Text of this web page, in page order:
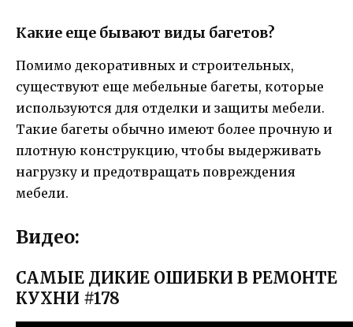
Какие еще бывают виды багетов?
Помимо декоративных и строительных,
существуют еще мебельные багеты, которые
используются для отделки и защиты мебели.
Такие багеты обычно имеют более прочную и
плотную конструкцию, чтобы выдерживать
нагрузку и предотвращать повреждения
мебели.
Видео:
САМЫЕ ДИКИЕ ОШИБКИ В РЕМОНТЕ
КУХНИ #178